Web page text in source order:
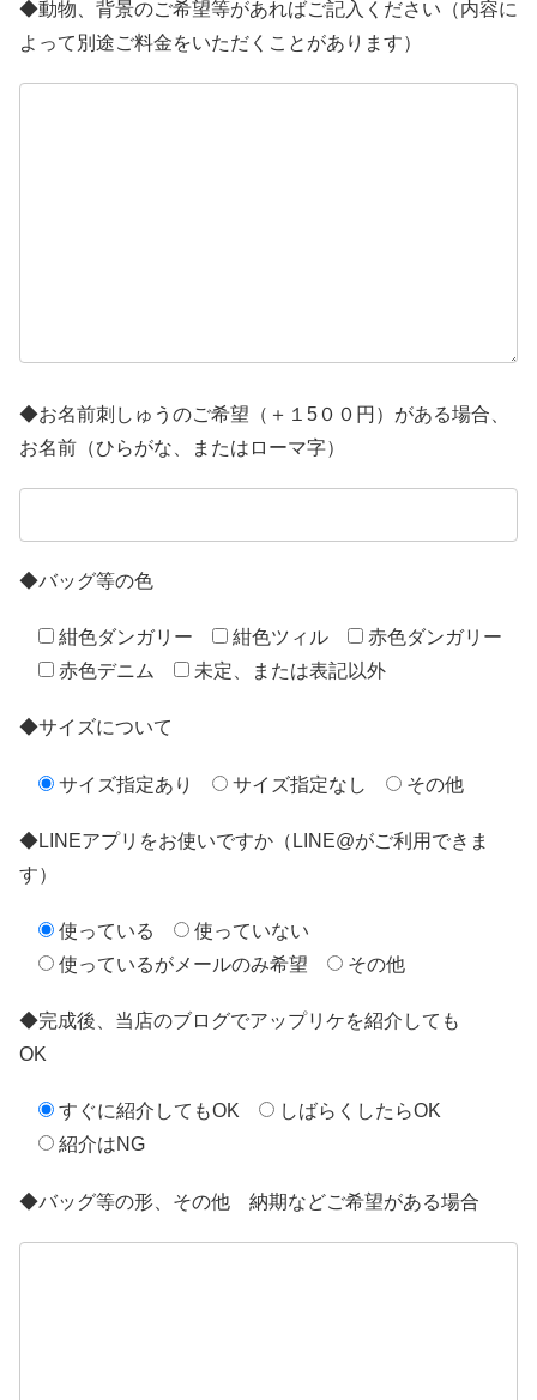
◆動物、背景のご希望等があればご記入ください（内容に
よって別途ご料金をいただくことがあります）
◆お名前刺しゅうのご希望（＋１5００円）がある場合、
お名前（ひらがな、またはローマ字）
◆バッグ等の色
紺色ダンガリー 紺色ツィル
赤色ダンガリー
赤色デニム
未定、または表記以外
◆サイズについて
サイズ指定あり サイズ指定なし その他
◆LINEアプリをお使いですか（LINE@がご利用できま
す）
使っている
使っていない
使っているがメールのみ希望
その他
◆完成後、当店のブログでアップリケを紹介しても
OK
すぐに紹介してもOK
しばらくしたらOK
紹介はNG
◆バッグ等の形、その他 納期などご希望がある場合